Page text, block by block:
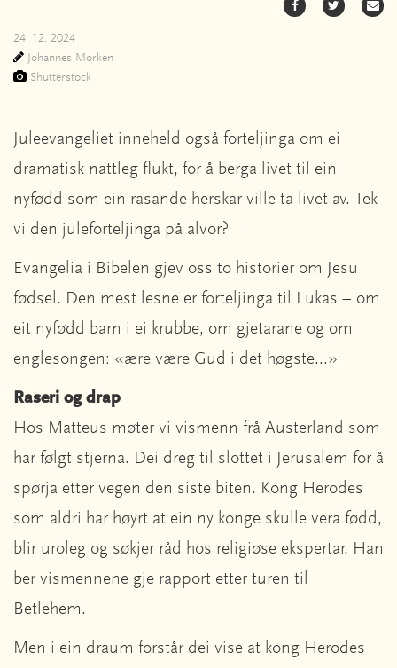
24. 12. 2024
Johannes Morken
Shutterstock
Juleevangeliet inneheld også forteljinga om ei
dramatisk nattleg flukt, for å berga livet til ein
nyfødd som ein rasande herskar ville ta livet av. Tek
vi den juleforteljinga på alvor?
Evangelia i Bibelen gjev oss to historier om Jesu
fødsel. Den mest lesne er forteljinga til Lukas – om
eit nyfødd barn i ei krubbe, om gjetarane og om
englesongen: «ære være Gud i det høgste...»
Raseri og drap
Hos Matteus møter vi vismenn frå Austerland som
har følgt stjerna. Dei dreg til slottet i Jerusalem for å
spørja etter vegen den siste biten. Kong Herodes
som aldri har høyrt at ein ny konge skulle vera fødd,
blir uroleg og søkjer råd hos religiøse ekspertar. Han
ber vismennene gje rapport etter turen til
Betlehem.
Men i ein draum forstår dei vise at kong Herodes